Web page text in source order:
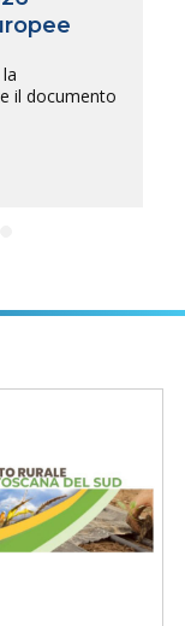
il documento